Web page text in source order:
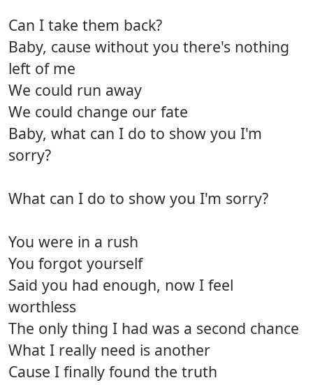
Can I take them back?
Baby, cause without you there's nothing
left of me
We could run away
We could change our fate
Baby, what can I do to show you I'm
sorry?
What can I do to show you I'm sorry?
You were in a rush
You forgot yourself
Said you had enough, now I feel
worthless
The only thing I had was a second chance
What I really need is another
Cause I finally found the truth